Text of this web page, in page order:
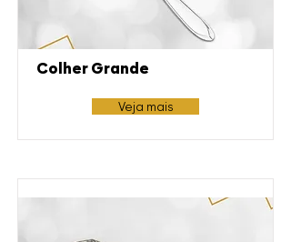
Colher Grande
Veja mais